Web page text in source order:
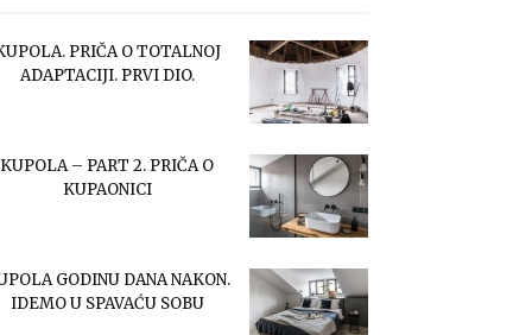
PRIČA O TOTALNOJ
ADAPTACIJI. PRVI DIO.
KUPOLA – PART 2. PRIČA O
KUPAONICI
GODINU DANA NAKON.
IDEMO U SPAVAĆU SOBU